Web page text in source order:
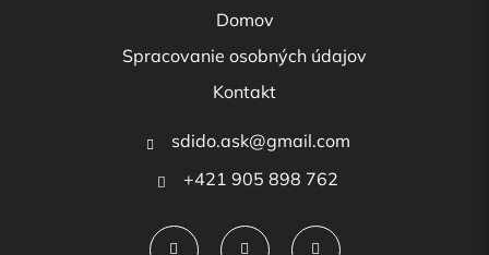
Domov
Spracovanie osobných údajov
Kontakt
sdido.ask@gmail.com
+421 905 898 762